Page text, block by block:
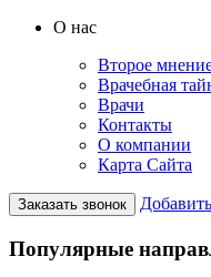
О нас
Второе
Врачебная
Врачи
Контакты
О компании
Карта Сайта
Заказать звонок
Популярные